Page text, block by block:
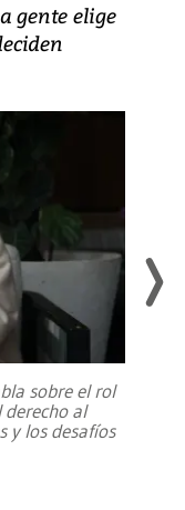
gente elige
sobre el rol
al
y los desafíos